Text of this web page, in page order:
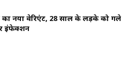
का नया वेरिएंट, 28 साल के लड़के को गले
इंफेक्शन